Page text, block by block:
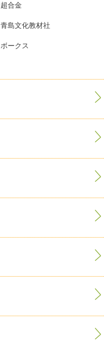
超合金
青島文化教材社
ボークス